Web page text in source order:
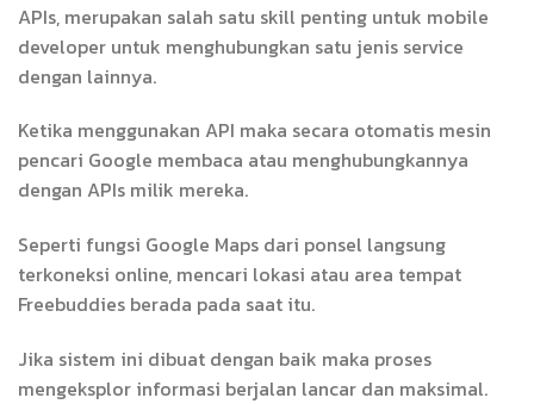
APIs, merupakan salah satu skill penting untuk mobile
developer untuk menghubungkan satu jenis service
dengan lainnya.
Ketika menggunakan API maka secara otomatis mesin
pencari Google membaca atau menghubungkannya
dengan APIs milik mereka.
Seperti fungsi Google Maps dari ponsel langsung
terkoneksi online, mencari lokasi atau area tempat
Freebuddies berada pada saat itu.
Jika sistem ini dibuat dengan baik maka proses
mengeksplor informasi berjalan lancar dan maksimal.